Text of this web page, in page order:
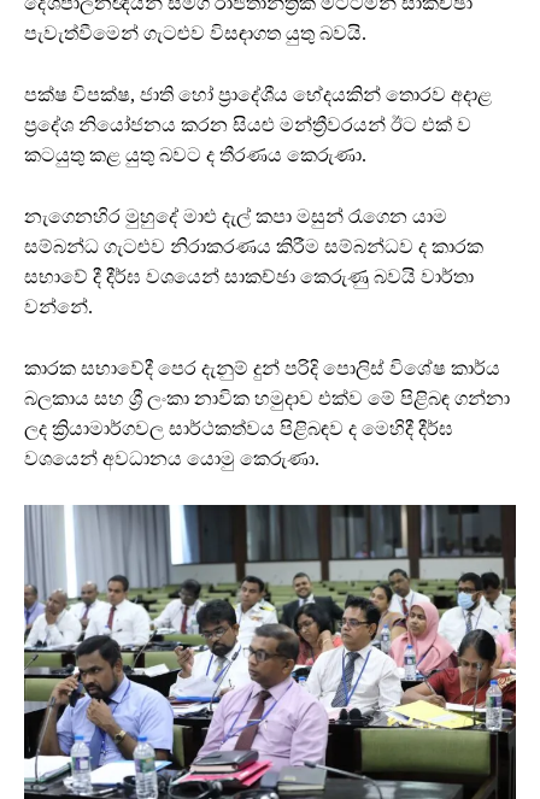
පැවැත්වීමෙන් ගැටළුව විසඳාගත යුතු බවයි.
පක්ෂ විපක්ෂ, ජාති හෝ ප්‍රාදේශීය භේදයකින් තොරව අදාළ
ප්‍රදේශ නියෝජනය කරන සියළු මන්ත්‍රීවරයන් ඊට එක් ව
කටයුතු කළ යුතු බවට ද තීරණය කෙරුණා.
නැගෙනහිර මුහුදේ මාළු දැල් කපා මසුන් රැගෙන යාම
සම්බන්ධ ගැටළුව නිරාකරණය කිරීම සම්බන්ධව ද කාරක
සභාවේ දී දීර්ඝ වශයෙන් සාකච්ඡා කෙරුණු බවයි වාර්තා
වන්නේ.
කාරක සභාවේදී පෙර දැනුම් දුන් පරිදි පොලිස් විශේෂ කාර්ය
බලකාය සහ ශ්‍රී ලංකා නාවික හමුදාව එක්ව මේ පිළිබඳ ගන්නා
ලද ක්‍රියාමාර්ගවල සාර්ථකත්වය පිළිබඳව ද මෙහිදී දීර්ඝ
වශයෙන් අවධානය යොමු කෙරුණා.